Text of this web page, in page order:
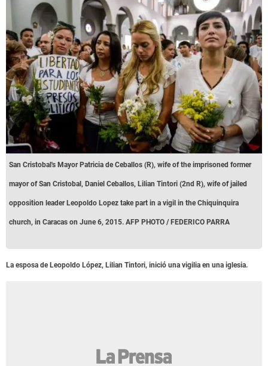
San Cristobal's Mayor Patricia de Ceballos (R), wife of the imprisoned former
mayor of San Cristobal, Daniel Ceballos, Lilian Tintori (2nd R), wife of jailed
opposition leader Leopoldo Lopez take part in a vigil in the Chiquinquira
church, in Caracas on June 6, 2015. AFP PHOTO / FEDERICO PARRA
La esposa de Leopoldo López, Lilian Tintori, inició una vigilia en una iglesia.